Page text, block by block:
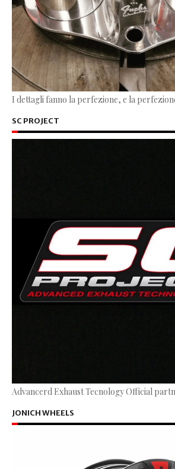
I dettagli fanno la perfezione, e la
SC PROJECT
Advancerd Exhaust Tecnology Official
JONICH WHEELS